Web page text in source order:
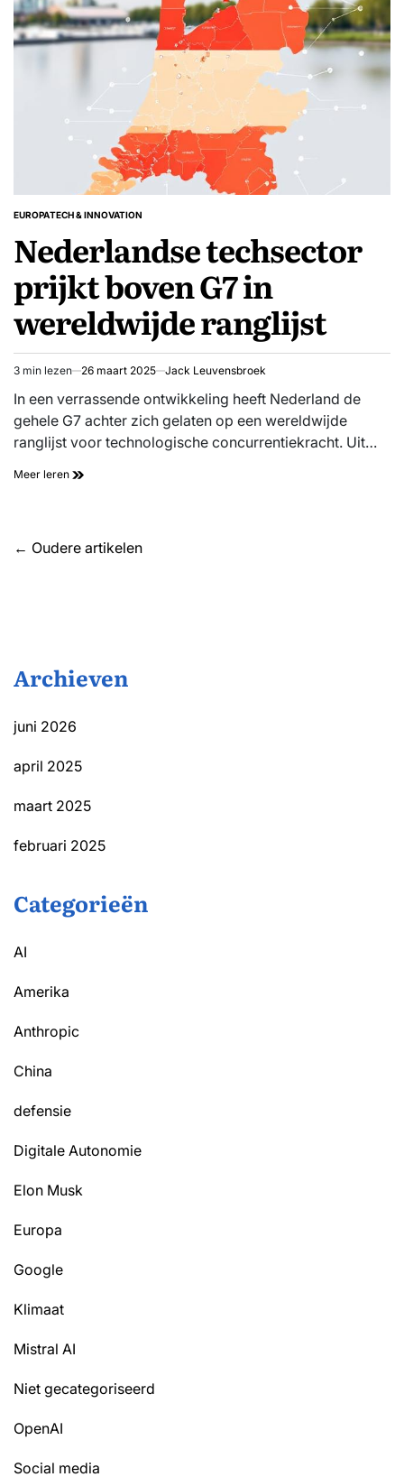
GEPLAATST
EUROPATECH & INNOVATION
Nederlandse techsector
prijkt boven G7 in
wereldwijde ranglijst
Geschatte
leestijd
3 min lezen 26 maart 2025 Jack Leuvensbroek
In een verrassende ontwikkeling heeft Nederland de
gehele G7 achter zich gelaten op een wereldwijde
ranglijst voor technologische concurrentiekracht. Uit…
Meer leren
Berichtennavigatie
← Oudere artikelen
Archieven
juni 2026
april 2025
maart 2025
februari 2025
Categorieën
AI
Amerika
Anthropic
China
defensie
Digitale Autonomie
Elon Musk
Europa
Google
Klimaat
Mistral AI
Niet gecategoriseerd
OpenAI
Social media